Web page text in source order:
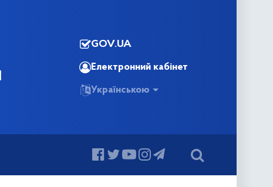
GOV.UA
Електронний кабінет
Українською